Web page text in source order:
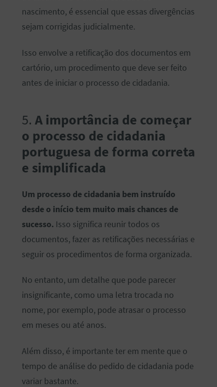
nascimento, é essencial que essas divergências
sejam corrigidas judicialmente.
Isso envolve a retificação dos documentos em
cartório, um procedimento que deve ser feito
antes de iniciar o processo de cidadania.
5. A importância de começar
o processo de cidadania
portuguesa de forma correta
e simplificada
Um processo de cidadania bem instruído
desde o início tem muito mais chances de
sucesso. Isso significa reunir todos os
documentos, fazer as retificações necessárias e
seguir os procedimentos de forma organizada.
No entanto, um detalhe que pode parecer
insignificante, como uma letra trocada no
nome, por exemplo, pode atrasar o processo
em meses ou até anos.
Além disso, é importante ter em mente que o
tempo de análise do pedido de cidadania pode
variar bastante.